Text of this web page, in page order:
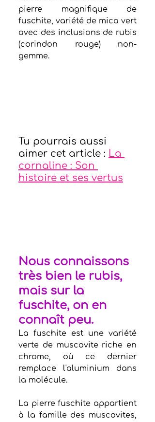
pierre magnifique de
fuschite, variété de mica vert
avec des inclusions de rubis
(corindon rouge) non-
gemme.
Tu pourrais aussi
aimer cet article : La
cornaline : Son
histoire et ses vertus
Nous connaissons
très bien le rubis,
mais sur la
fuschite, on en
connaît peu.
La fuschite est une variété
verte de muscovite riche en
chrome, où ce dernier
remplace l'aluminium dans
la molécule.
La pierre fuschite appartient
à la famille des muscovites,